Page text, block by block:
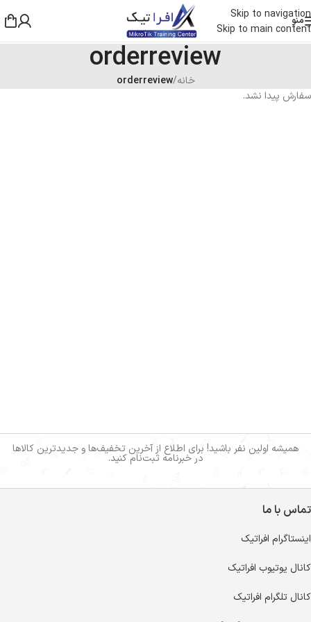
Skip to navigation
Skip to main content
منو
orderreview
خانه/
orderreview
سفارش پیدا نشد.
همیشه اولین نفر باشید! برای اطلاع از آخرین تخفیف‌ها و جدیدترین کالاها
در خبرنامه ثبت‌نام کنید.
تماس با ما
اینستاگرام افراتیک
کانال یوتیوب افراتیک
کانال تلگرام افراتیک